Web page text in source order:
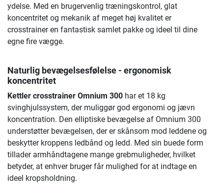
ydelse. Med en brugervenlig træningskontrol, glat
koncentritet og mekanik af meget høj kvalitet er
crosstrainer en fantastisk samlet pakke og ideel til dine
egne fire vægge.
Naturlig bevægelsesfølelse - ergonomisk
koncentritet
Kettler crosstrainer Omnium 300 har et 18 kg
svinghjulssystem, der muliggør god ergonomi og jævn
koncentration. Den elliptiske bevægelse af Omnium 300
understøtter bevægelsen, der er skånsom mod leddene og
beskytter kroppens ledbånd og ledd. Med sin buede form
tillader armhåndtagene mange grebmuligheder, hvilket
betyder, at enhver bruger får mulighed for at indtage en
ideel kropsholdning.